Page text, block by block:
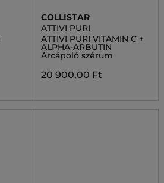
COLLISTAR
ATTIVI PURI
ATTIVI PURI VITAMIN C +
ALPHA-ARBUTIN
Arcápoló szérum
20 900,00 Ft